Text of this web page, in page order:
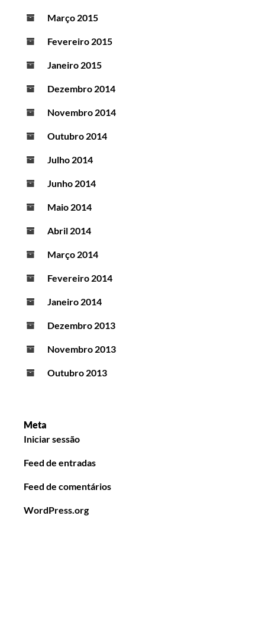
Março 2015
Fevereiro 2015
Janeiro 2015
Dezembro 2014
Novembro 2014
Outubro 2014
Julho 2014
Junho 2014
Maio 2014
Abril 2014
Março 2014
Fevereiro 2014
Janeiro 2014
Dezembro 2013
Novembro 2013
Outubro 2013
Meta
Iniciar sessão
Feed de entradas
Feed de comentários
WordPress.org